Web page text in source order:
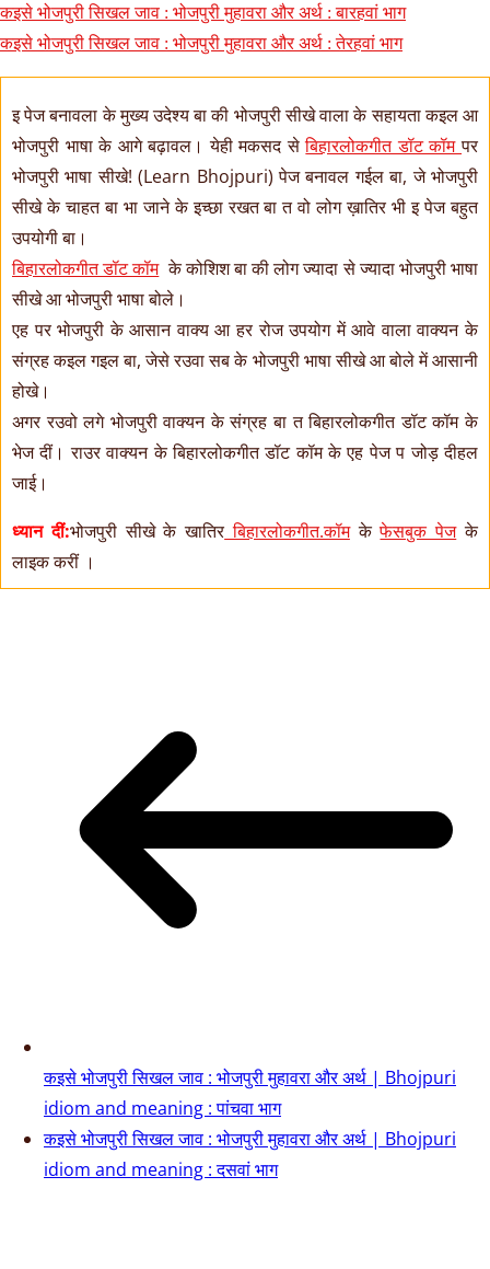
कइसे भोजपुरी सिखल जाव : भोजपुरी मुहावरा और अर्थ : बारहवां भाग
कइसे भोजपुरी सिखल जाव : भोजपुरी मुहावरा और अर्थ : तेरहवां भाग
इ पेज बनावला के मुख्य उदेश्य बा की भोजपुरी सीखे वाला के सहायता कइल आ
भोजपुरी भाषा के आगे बढ़ावल। येही मकसद सेबिहारलोकगीत डॉट कॉमपर
भोजपुरी भाषा सीखे! (Learn Bhojpuri) पेज बनावल गईल बा, जे भोजपुरी
सीखे के चाहत बा भा जाने के इच्छा रखत बा त वो लोग ख़ातिर भी इ पेज बहुत
उपयोगी बा।
बिहारलोकगीत डॉट कॉमके कोशिश बा की लोग ज्यादा से ज्यादा भोजपुरी भाषा
सीखे आ भोजपुरी भाषा बोले।
एह पर भोजपुरी के आसान वाक्य आ हर रोज उपयोग में आवे वाला वाक्यन के
संग्रह कइल गइल बा, जेसे रउवा सब के भोजपुरी भाषा सीखे आ बोले में आसानी
होखे।
अगर रउवो लगे भोजपुरी वाक्यन के संग्रह बा त बिहारलोकगीत डॉट कॉम के
भेज दीं। राउर वाक्यन के बिहारलोकगीत डॉट कॉम के एह पेज प जोड़ दीहल
जाई।
ध्यान दीं:भोजपुरी सीखे के खातिरबिहारलोकगीत.कॉमकेफेसबुक पेजके
लाइक करीं ।
कइसे भोजपुरी सिखल जाव : भोजपुरी मुहावरा और अर्थ | Bhojpuri
idiom and meaning : पांचवा भाग
कइसे भोजपुरी सिखल जाव : भोजपुरी मुहावरा और अर्थ | Bhojpuri
idiom and meaning : दसवां भाग